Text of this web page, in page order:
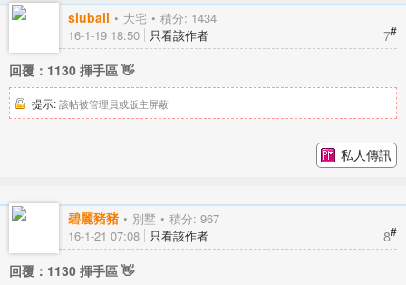
siuball 大宅 積分: 1434
7#
16-1-19 18:50 只看該作者
回覆：1130 揮手區 👋
提示: 該帖被管理員或版主屏蔽
私人傳訊
碧麗豬豬 別墅 積分: 967
8#
16-1-21 07:08 只看該作者
回覆：1130 揮手區 👋